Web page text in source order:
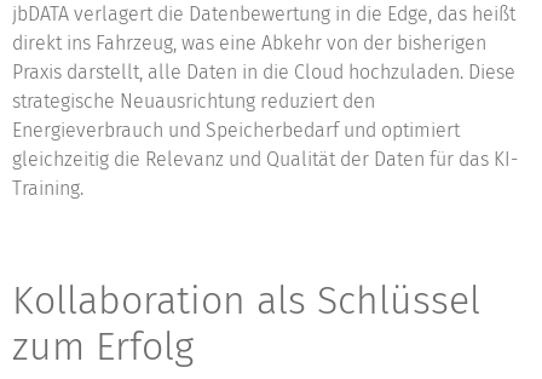
jbDATA verlagert die Datenbewertung in die Edge, das heißt
direkt ins Fahrzeug, was eine Abkehr von der bisherigen
Praxis darstellt, alle Daten in die Cloud hochzuladen. Diese
strategische Neuausrichtung reduziert den
Energieverbrauch und Speicherbedarf und optimiert
gleichzeitig die Relevanz und Qualität der Daten für das KI-
Training.
Kollaboration als Schlüssel
zum Erfolg